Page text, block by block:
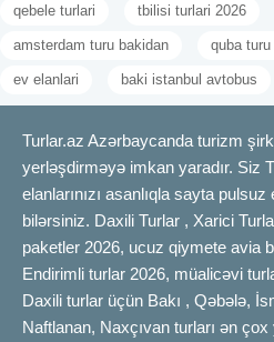
qebele turlari tbilisi turlari 2026
amsterdam turu bakidan quba turu
ev elanlari baki istanbul avtobus
Turlar.az Azərbaycanda turizm
yerləşdirməyə imkan yaradır. Siz
elanlarınızı asanlıqla sayta
bilərsiniz. Daxili Turlar , Xarici
paketler 2026, ucuz qiymete avia
Endirimli turlar 2026, müalicəvi
Daxili turlar üçün Bakı , Qəbələ,
Naftlanan, Naxçıvan turları ən çox